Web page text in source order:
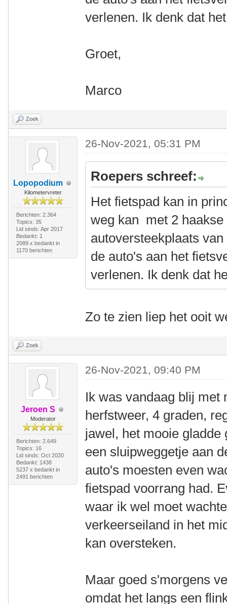
verlenen. Ik denk dat
Groet,
Marco
Zoek
Lopopodium
Kilometervreter
Berichten: 2.364
Topics: 35
Lid sinds: Apr 2017
Bedankt: 1
2089 x bedankt in
1170 berichten
26-Nov-2021, 05:31 PM
Roepers schreef:
Het fietspad kan in
weg kan met 2 haakse
autoversteekplaats
de auto's aan het
verlenen. Ik denk dat
Zo te zien liep het ooit
Zoek
Jeroen S
Moderator
Berichten: 2.649
Topics: 16
Lid sinds: Oct 2020
Bedankt: 1438
5237 x bedankt in
2491 berichten
26-Nov-2021, 09:40 PM
Ik was vandaag blij met
herfstweer, 4 graden,
jawel, het mooie
een sluipweggetje aan
auto's moesten even
fietspad voorrang had.
waar ik wel moet
verkeerseiland in het
kan oversteken.
Maar goed s'morgens
omdat het langs een